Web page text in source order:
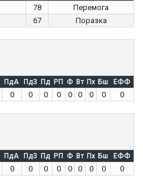
78
Перемога
67 Поразка
ПдА ПдЗ Пд РП Ф Вт Пх Бш ЕФФ
0 0 0 0 0 0 0 0 0
ПдА ПдЗ Пд РП Ф Вт Пх Бш ЕФФ
0 0 0 0 0 0 0 0 0